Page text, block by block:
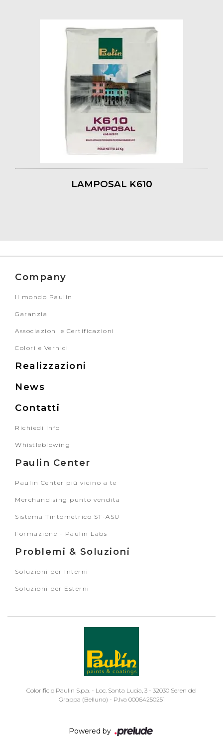
LAMPOSAL K610
Company
Il mondo Paulin
Garanzia
Associazioni e Certificazioni
Colori e Vernici
Realizzazioni
News
Contatti
Richiedi Info
Whistleblowing
Paulin Center
Paulin Center più vicino a te
Merchandising punto vendita
Sistema Tintometrico ST-ASU
Formazione - Paulin Labs
Problemi & Soluzioni
Soluzioni per Interni
Soluzioni per Esterni
Colorificio Paulin S.p.a. - Loc. Santa Lucia, 3 - 32030 Seren del
Grappa (Belluno) - P.Iva 00064250251
Powered by